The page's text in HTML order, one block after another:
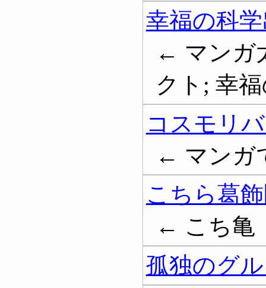
幸福の科
← マンガ
クト; 幸
コスモリ
← マンガ
こちら葛
← こち亀
孤独のグ